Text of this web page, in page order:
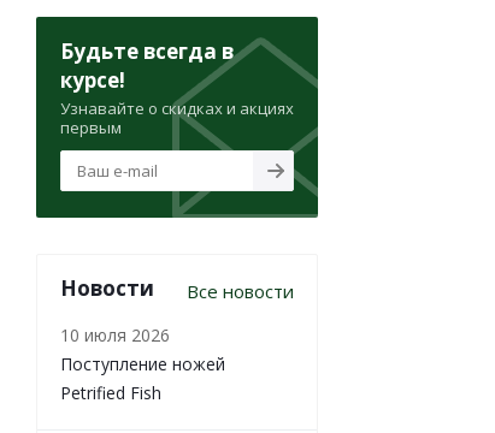
Будьте всегда в
курсе!
Узнавайте о скидках и акциях
первым
Новости Все новости
10 июля 2026
Поступление ножей
Petrified Fish